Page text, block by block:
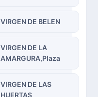
VIRGEN DE BELEN
VIRGEN DE LA
AMARGURA,Plaza
VIRGEN DE LAS
HUERTAS